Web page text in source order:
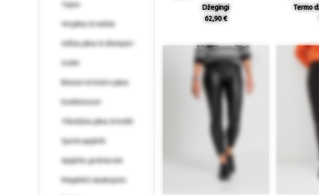
Topiņi
Virsjakas & mēteļi
Adītas jakas & džemperi
Svārki
Bleizeri & bolero jakas
Kombinezoni
Trikotāžas jakas & krekli
Sporta apģērbi
Apģērbs grūtniecēm
Megaliels iepakojums
Džegingi
62,90 €
Termo